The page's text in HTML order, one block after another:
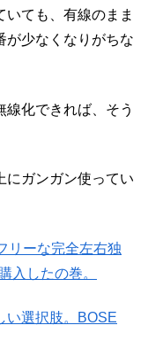
いても、有線のまま
が少なくなりがちな
化できれば、そう
にガンガン使ってい
リーな完全左右独
入したの巻。
い選択肢。BOSE